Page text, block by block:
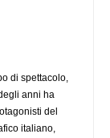
di spettacolo,
anni ha
del
italiano,